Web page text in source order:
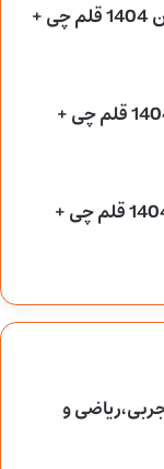
دانلود آزمون ویژه 3 بهمن 1404 قلم چی +
دانلود آزمون 10 بهمن 1404 قلم چی +
دانلود آزمون 24 بهمن 1404 قلم چی +
و